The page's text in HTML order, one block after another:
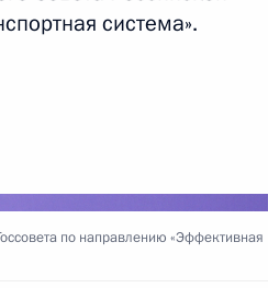
единый
система».
по направлению «Эффективная